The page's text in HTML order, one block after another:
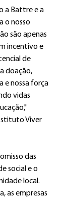
a Battre e a
o nosso
são apenas
incentivo e
de
doação,
e nossa força
vidas
Viver
das
social e o
local.
as empresas